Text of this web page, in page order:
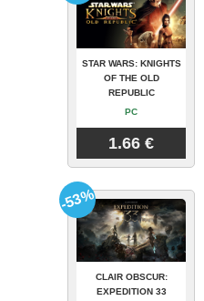
STAR WARS: KNIGHTS
OF THE OLD
REPUBLIC
PC
1.66 €
CLAIR OBSCUR:
EXPEDITION 33
-53%